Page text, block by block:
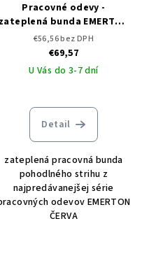
Pracovné odevy -
zateplená bunda EMERTON
WINTER ČERVA
€56,56 bez DPH
€69,57
U Vás do 3-7 dní
Detail
zateplená pracovná bunda
pohodlného strihu z
najpredávanejšej série
odevov EMERTON
ČERVA